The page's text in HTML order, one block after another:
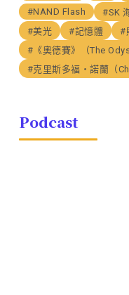
#NAND Flash
#SK
#美光
#記憶體 #
#《奧德賽》（The
#克里斯多福・諾蘭（
Podcast